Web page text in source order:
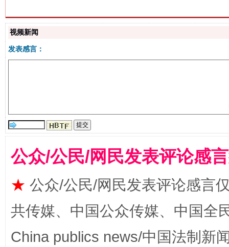
揭批美国五大"原罪" "炒
视频新闻
发表感言：
公众/公民/网民发表评论感
★ 公众/公民/网民发表评论感言
共传媒、中国公众传媒、中国全
China publics news/中国法制新